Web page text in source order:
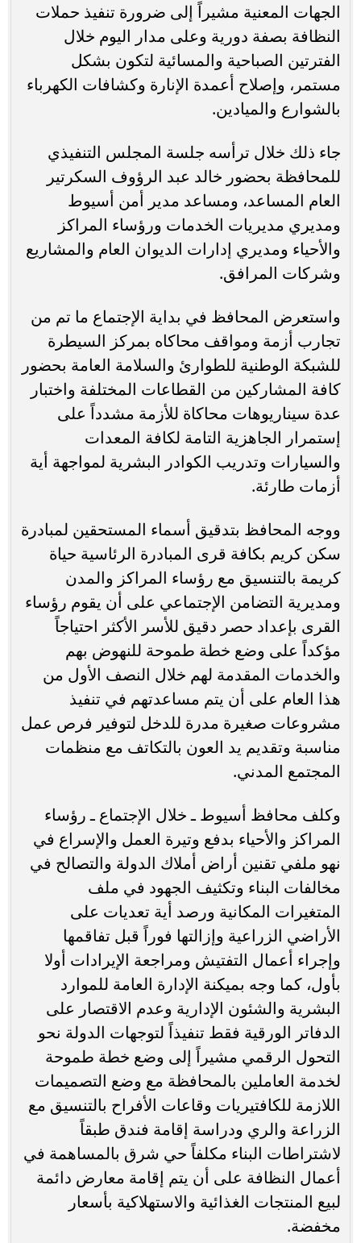
الجهات المعنية مشيراً إلى ضرورة تنفيذ حملات
النظافة بصفة دورية وعلى مدار اليوم خلال
الفترتين الصباحية والمسائية لتكون بشكل
مستمر، وإصلاح أعمدة الإنارة وكشافات الكهرباء
بالشوارع والميادين.
جاء ذلك خلال ترأسه جلسة المجلس التنفيذي
للمحافظة بحضور خالد عبد الرؤوف السكرتير
العام المساعد، ومساعد مدير أمن أسيوط
ومديري مديريات الخدمات ورؤساء المراكز
والأحياء ومديري إدارات الديوان العام والمشاريع
وشركات المرافق.
واستعرض المحافظ في بداية الإجتماع ما تم من
تجارب أزمة ومواقف محاكاه بمركز السيطرة
للشبكة الوطنية للطوارئ والسلامة العامة بحضور
كافة المشاركين من القطاعات المختلفة واختبار
عدة سيناريوهات محاكاة للأزمة مشدداً على
إستمرار الجاهزية التامة لكافة المعدات
والسيارات وتدريب الكوادر البشرية لمواجهة أية
أزمات طارئة.
ووجه المحافظ بتدقيق أسماء المستحقين لمبادرة
سكن كريم بكافة قرى المبادرة الرئاسية حياة
كريمة بالتنسيق مع رؤساء المراكز والمدن
ومديرية التضامن الإجتماعي على أن يقوم رؤساء
القرى بإعداد حصر دقيق للأسر الأكثر احتياجاً
مؤكداً على وضع خطة طموحة للنهوض بهم
والخدمات المقدمة لهم خلال النصف الأول من
هذا العام على أن يتم مساعدتهم في تنفيذ
مشروعات صغيرة مدرة للدخل لتوفير فرص عمل
مناسبة وتقديم يد العون بالتكاتف مع منظمات
المجتمع المدني.
وكلف محافظ أسيوط ـ خلال الإجتماع ـ رؤساء
المراكز والأحياء بدفع وتيرة العمل والإسراع في
نهو ملفي تقنين أراض أملاك الدولة والتصالح في
مخالفات البناء وتكثيف الجهود في ملف
المتغيرات المكانية ورصد أية تعديات على
الأراضي الزراعية وإزالتها فوراً قبل تفاقمها
وإجراء أعمال التفتيش ومراجعة الإيرادات أولا
بأول، كما وجه بميكنة الإدارة العامة للموارد
البشرية والشئون الإدارية وعدم الاقتصار على
الدفاتر الورقية فقط تنفيذاً لتوجهات الدولة نحو
التحول الرقمي مشيراً إلى وضع خطة طموحة
لخدمة العاملين بالمحافظة مع وضع التصميمات
اللازمة للكافتيريات وقاعات الأفراح بالتنسيق مع
الزراعة والري ودراسة إقامة فندق طبقاً
لاشتراطات البناء مكلفاً حي شرق بالمساهمة في
أعمال النظافة على أن يتم إقامة معارض دائمة
لبيع المنتجات الغذائية والاستهلاكية بأسعار
مخفضة.